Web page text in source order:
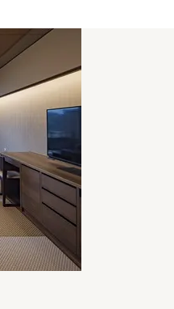
地域
キーパーソン